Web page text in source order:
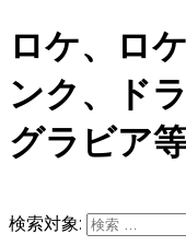
ロケ、ロ
ンク、ド
グラビア
検索対象: